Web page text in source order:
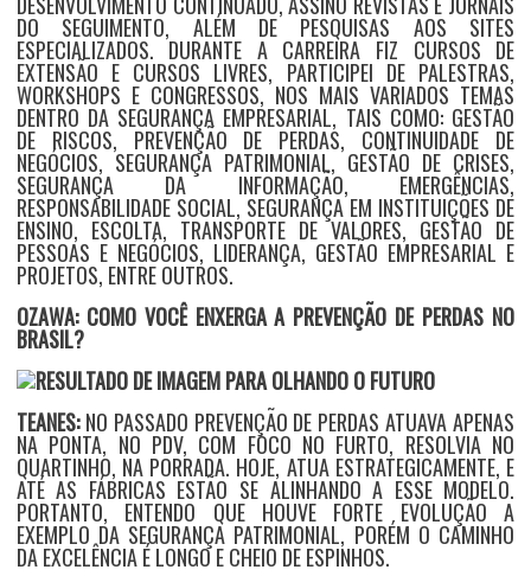
DO SEGUIMENTO, ALÉM DE PESQUISAS AOS SITES
ESPECIALIZADOS. DURANTE A CARREIRA FIZ CURSOS DE
EXTENSÃO E CURSOS LIVRES, PARTICIPEI DE PALESTRAS,
WORKSHOPS E CONGRESSOS, NOS MAIS VARIADOS TEMAS
DENTRO DA SEGURANÇA EMPRESARIAL, TAIS COMO: GESTÃO
DE RISCOS, PREVENÇÃO DE PERDAS, CONTINUIDADE DE
NEGÓCIOS, SEGURANÇA PATRIMONIAL, GESTÃO DE CRISES,
SEGURANÇA DA INFORMAÇÃO, EMERGÊNCIAS,
RESPONSABILIDADE SOCIAL, SEGURANÇA EM INSTITUIÇÕES DE
ENSINO, ESCOLTA, TRANSPORTE DE VALORES, GESTÃO DE
PESSOAS E NEGÓCIOS, LIDERANÇA, GESTÃO EMPRESARIAL E
PROJETOS, ENTRE OUTROS.
OZAWA: COMO VOCÊ ENXERGA A PREVENÇÃO DE PERDAS NO
BRASIL?
TEANES:NO PASSADO PREVENÇÃO DE PERDAS ATUAVA APENAS
NA PONTA, NO PDV, COM FOCO NO FURTO, RESOLVIA NO
QUARTINHO, NA PORRADA. HOJE, ATUA ESTRATEGICAMENTE, E
ATÉ AS FÁBRICAS ESTÃO SE ALINHANDO A ESSE MODELO.
PORTANTO, ENTENDO QUE HOUVE FORTE EVOLUÇÃO A
EXEMPLO DA SEGURANÇA PATRIMONIAL, PORÉM O CAMINHO
DA EXCELÊNCIA É LONGO E CHEIO DE ESPINHOS.